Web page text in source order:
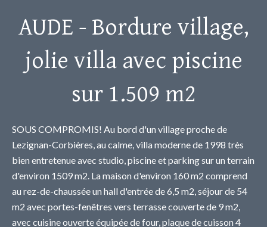
AUDE - Bordure village,
jolie villa avec piscine
sur 1.509 m2
SOUS COMPROMIS! Au bord d'un village proche de
Lezignan-Corbières, au calme, villa moderne de 1998 très
bien entretenue avec studio, piscine et parking sur un terrain
d'environ 1509 m2. La maison d'environ 160 m2 comprend
au rez-de-chaussée un hall d'entrée de 6,5 m2, séjour de 54
m2 avec portes-fenêtres vers terrasse couverte de 9 m2,
avec cuisine ouverte équipée de four, plaque de cuisson 4